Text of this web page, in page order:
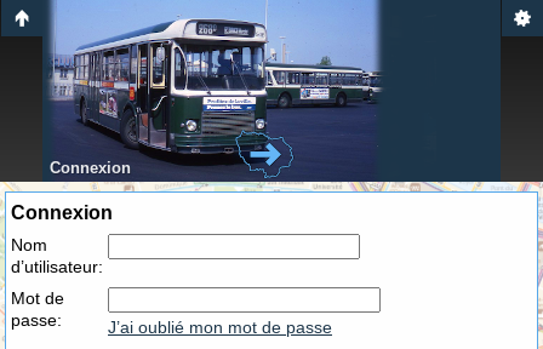
Connexion
Connexion
Nom
d’utilisateur:
Mot de
passe:
J’ai oublié mon mot de passe